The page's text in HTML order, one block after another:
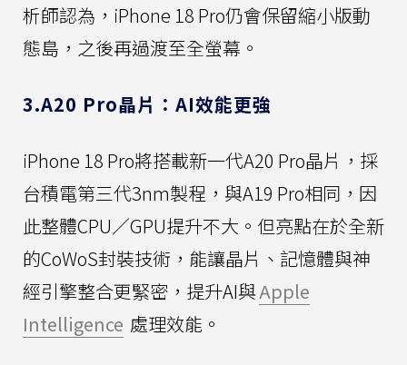
析師認為，iPhone 18 Pro仍會保留縮小版動
態島，之後再過渡至全螢幕。
3.A20 Pro晶片：AI效能更強
iPhone 18 Pro將搭載新一代A20 Pro晶片，採
台積電第三代3nm製程，與A19 Pro相同，因
此整體CPU／GPU提升不大。但亮點在於全新
的CoWoS封裝技術，能讓晶片、記憶體與神
經引擎整合更緊密，提升AI與Apple
Intelligence 處理效能。